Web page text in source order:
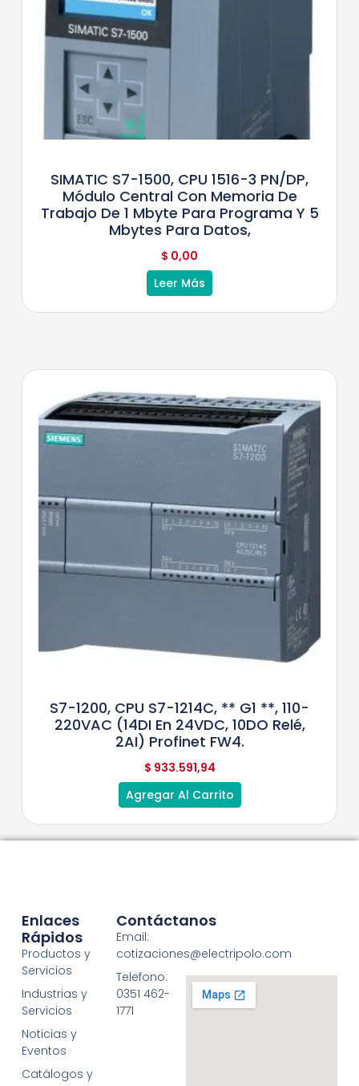
SIMATIC S7-1500, CPU 1516-3 PN/DP,
Módulo Central Con Memoria De
Trabajo De 1 Mbyte Para Programa Y 5
Mbytes Para Datos,
$ 0,00
Leer Más
S7-1200, CPU S7-1214C, ** G1 **, 110-
220VAC (14DI En 24VDC, 10DO Relé,
2AI) Profinet FW4.
$ 933.591,94
Agregar Al Carrito
Enlaces
Rápidos
Productos y
Servicios
Industrias y
Servicios
Noticias y
Eventos
Catálogos y
Contáctanos
Email:
cotizaciones@electripolo.com
Telefono:
0351 462-
1771